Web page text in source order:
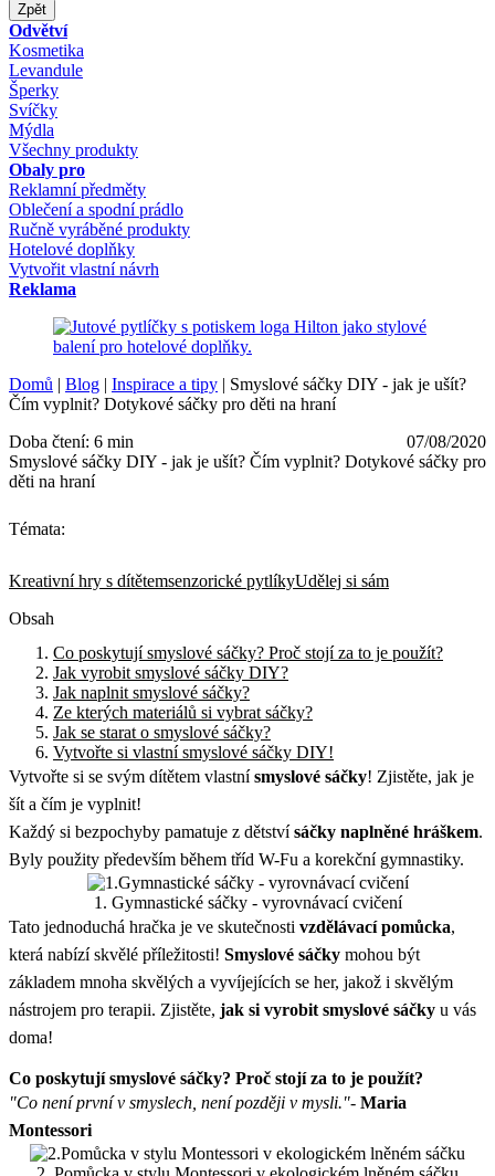
Zpět
Odvětví
Kosmetika
Levandule
Šperky
Svíčky
Mýdla
Všechny produkty
Obaly pro
Reklamní předměty
Oblečení a spodní prádlo
Ručně vyráběné produkty
Hotelové doplňky
Vytvořit vlastní návrh
Reklama
Domů | Blog | Inspirace a tipy | Smyslové sáčky DIY - jak je ušít?
Čím vyplnit? Dotykové sáčky pro děti na hraní
Doba čtení: 6 min
07/08/2020
Smyslové sáčky DIY - jak je ušít? Čím vyplnit? Dotykové sáčky pro
děti na hraní
Témata:
Kreativní hry s dítětemsenzorické pytlíkyUdělej si sám
Obsah
Co poskytují smyslové sáčky? Proč stojí za to je použít?
Jak vyrobit smyslové sáčky DIY?
Jak naplnit smyslové sáčky?
Ze kterých materiálů si vybrat sáčky?
Jak se starat o smyslové sáčky?
Vytvořte si vlastní smyslové sáčky DIY!
Vytvořte si se svým dítětem vlastnísmyslové sáčky! Zjistěte, jak je
šít a čím je vyplnit!
Každý si bezpochyby pamatuje z dětstvísáčky naplněné hráškem.
Byly použity především během tříd W-Fu a korekční gymnastiky.
1. Gymnastické sáčky - vyrovnávací cvičení
Tato jednoduchá hračka je ve skutečnosti vzdělávací pomůcka,
která nabízí skvělé příležitosti! Smyslové sáčky mohou být
základem mnoha skvělých a vyvíjejících se her, jakož i skvělým
nástrojem pro terapii. Zjistěte, jak si vyrobit smyslové sáčky u vás
doma!
Co poskytují smyslové sáčky? Proč stojí za to je použít?
"Co není první v smyslech, není později v mysli."- Maria
Montessori